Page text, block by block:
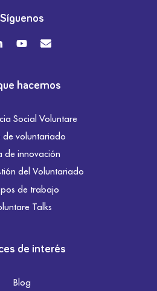
Síguenos
hacemos
Social Voluntare
de voluntariado
de innovación
del Voluntariado
de trabajo
Talks
de interés
Blog